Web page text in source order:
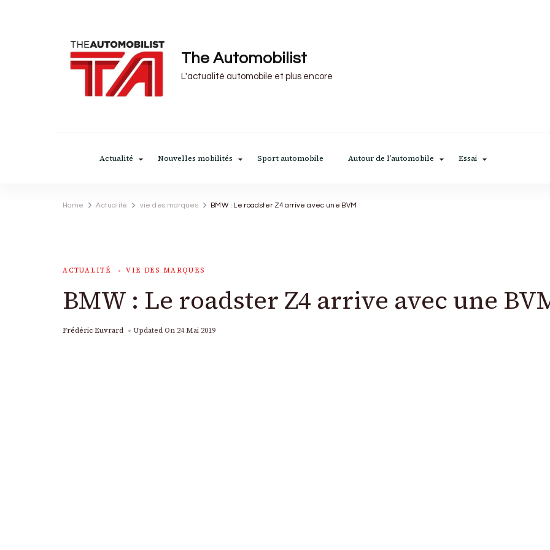
The Automobilist
L'actualité automobile et plus encore
Actualité Nouvelles mobilités Sport automobile Autour de l’automobile Essai
Home Actualité vie des marques BMW : Le roadster Z4 arrive avec une BVM
ACTUALITÉ VIE DES MARQUES
BMW : Le roadster Z4 arrive avec une
Frédéric Euvrard Updated On 24 Mai 2019